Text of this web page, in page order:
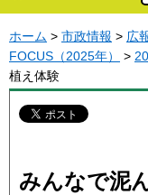
ホーム > 市政情報 > 広
FOCUS（2025年）
>
植え体験
みんなで泥